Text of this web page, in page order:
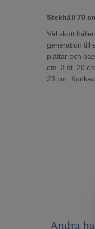
Stekhäll 70
Väl skött
generation till
plättar och
cm. 3 st. 20
23 cm.
Andra